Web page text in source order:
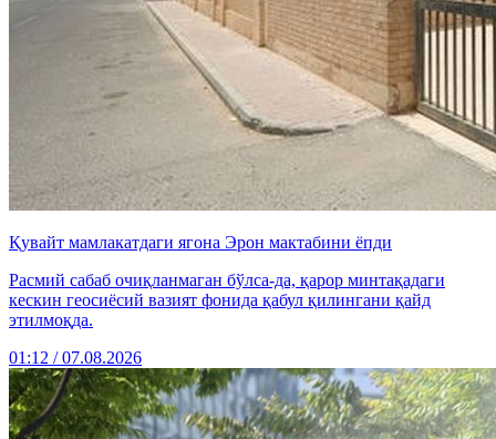
Қувайт мамлакатдаги ягона Эрон мактабини ёпди
Расмий сабаб очиқланмаган бўлса-да, қарор минтақадаги
кескин геосиёсий вазият фонида қабул қилингани қайд
этилмоқда.
01:12 / 07.08.2026